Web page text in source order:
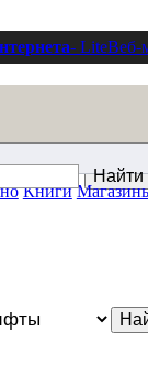
- LiteВеб-
Книги